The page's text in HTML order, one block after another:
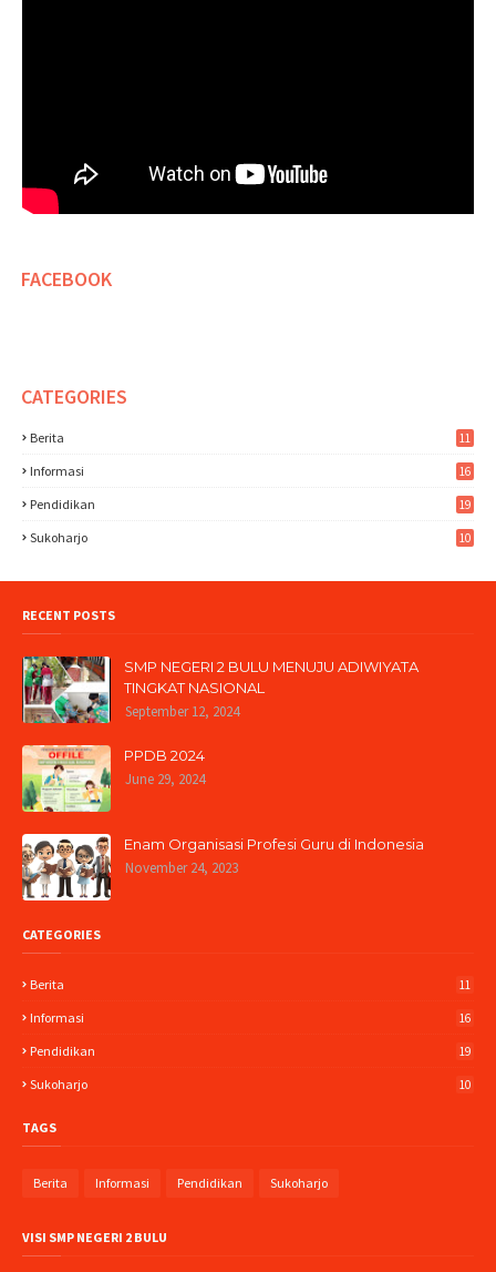
FACEBOOK
CATEGORIES
Berita 11
Informasi 16
Pendidikan 19
Sukoharjo 10
RECENT POSTS
SMP NEGERI 2 BULU MENUJU ADIWIYATA
TINGKAT NASIONAL
September 12, 2024
PPDB 2024
June 29, 2024
Enam Organisasi Profesi Guru di Indonesia
November 24, 2023
CATEGORIES
Berita 11
Informasi 16
Pendidikan 19
Sukoharjo 10
TAGS
Berita Informasi Pendidikan Sukoharjo
VISI SMP NEGERI 2 BULU